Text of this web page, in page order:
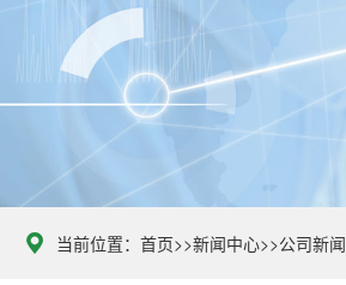
当前位置： 首页>>新闻中心>>公司新闻